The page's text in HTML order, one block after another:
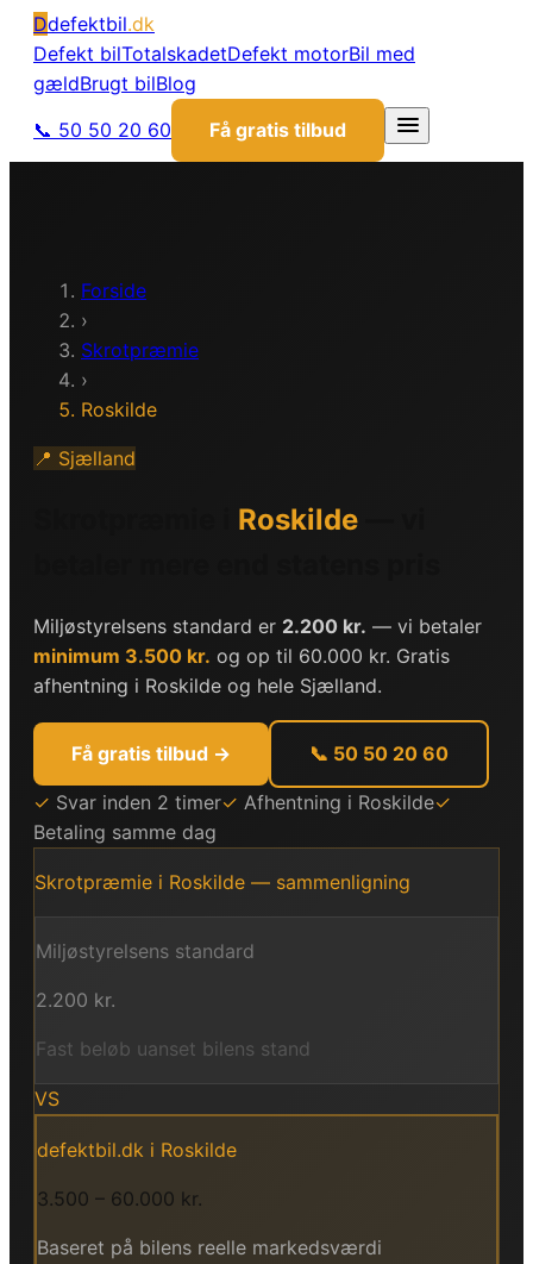
Ddefektbil.dk
Defekt bilTotalskadetDefekt motorBil med
gældBrugt bilBlog
📞 50 50 20 60
Få gratis tilbud
Forside
›
Skrotpræmie
›
Roskilde
📍 Sjælland
Roskilde
Miljøstyrelsens standard er 2.200 kr. — vi betaler
minimum 3.500 kr. og op til 60.000 kr. Gratis
afhentning i Roskilde og hele Sjælland.
Få gratis tilbud → 📞 50 50 20 60
✓ Svar inden 2 timer✓ Afhentning i Roskilde✓
Betaling samme dag
Skrotpræmie i Roskilde — sammenligning
Miljøstyrelsens standard
2.200 kr.
Fast beløb uanset bilens stand
VS
defektbil.dk i Roskilde
3.500 – 60.000 kr.
Baseret på bilens reelle markedsværdi